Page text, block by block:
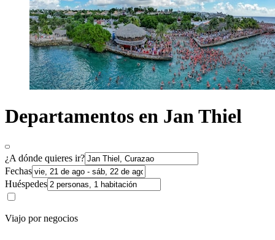
Departamentos en Jan Thiel
¿A dónde quieres ir?
Fechas
Huéspedes
Viajo por negocios